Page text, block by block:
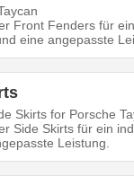
Front Fenders für
eine angepasste
Skirts for Porsche
Side Skirts für ein
Leistung.